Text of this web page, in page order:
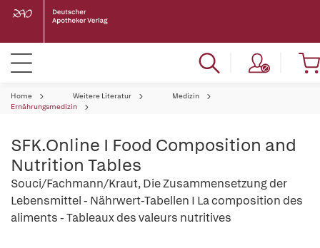
Home Weitere Literatur
Medizin
Ernährungsmedizin
SFK.Online I Food Composition and
Nutrition Tables
Souci/Fachmann/Kraut, Die Zusammensetzung der
Lebensmittel - Nährwert-Tabellen I La composition des
aliments - Tableaux des valeurs nutritives